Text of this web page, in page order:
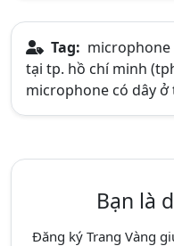
Tag: microphone
tại tp. hồ chí minh
microphone có dây
Bạn là
Đăng ký Trang Vàng